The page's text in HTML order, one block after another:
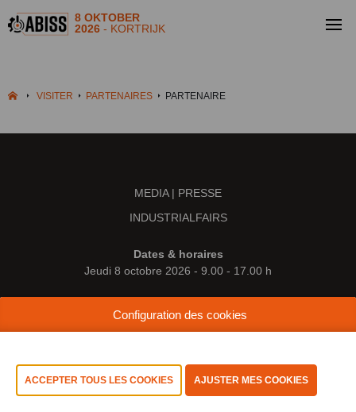
8 OKTOBER
2026- KORTRIJK
VISITER PARTENAIRES PARTENAIRE
MEDIA | PRESSE
INDUSTRIALFAIRS
Dates & horaires
Jeudi 8 octobre 2026 - 9.00 - 17.00 h
Kortrijk Xpo
Configuration des cookies